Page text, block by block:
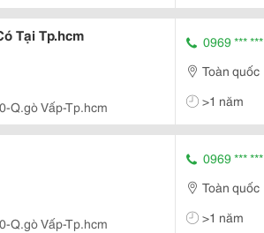
Tại Tp.hcm
Q.gò Vấp-Tp.hcm
0969 *** ***
Toàn quốc
>1 năm
Q.gò Vấp-Tp.hcm
0969 *** ***
Toàn quốc
>1 năm